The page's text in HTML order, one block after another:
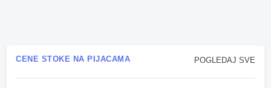
POGLEDAJ SVE
CENE STOKE NA PIJACAMA